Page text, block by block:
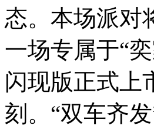
态。本场派对
一场专属于“
闪现版正式上
刻。“双车齐